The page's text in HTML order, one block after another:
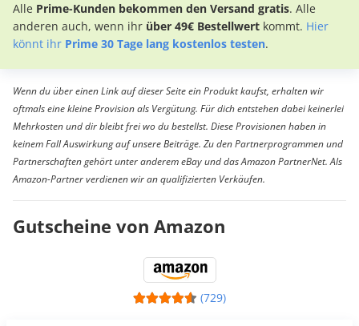
Alle Prime-Kunden bekommen den Versand gratis. Alle
anderen auch, wenn ihr über 49€ Bestellwert kommt. Hier
könnt ihr Prime 30 Tage lang kostenlos testen.
Wenn du über einen Link auf dieser Seite ein Produkt kaufst, erhalten wir
oftmals eine kleine Provision als Vergütung. Für dich entstehen dabei keinerlei
Mehrkosten und dir bleibt frei wo du bestellst. Diese Provisionen haben in
keinem Fall Auswirkung auf unsere Beiträge. Zu den Partnerprogrammen und
Partnerschaften gehört unter anderem eBay und das Amazon PartnerNet. Als
Amazon-Partner verdienen wir an qualifizierten Verkäufen.
Gutscheine von Amazon
(729)